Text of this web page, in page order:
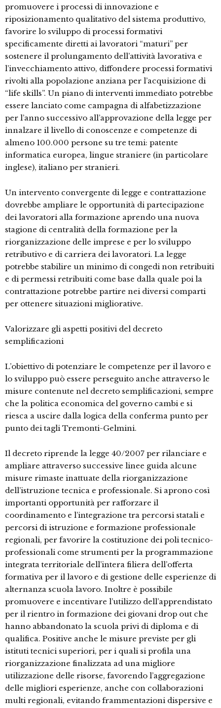
promuovere i processi di innovazione e
riposizionamento qualitativo del sistema produttivo,
favorire lo sviluppo di processi formativi
specificamente diretti ai lavoratori “maturi” per
sostenere il prolungamento dell’attività lavorativa e
l’invecchiamento attivo, diffondere processi formativi
rivolti alla popolazione anziana per l’acquisizione di
“life skills”. Un piano di interventi immediato potrebbe
essere lanciato come campagna di alfabetizzazione
per l’anno successivo all’approvazione della legge per
innalzare il livello di conoscenze e competenze di
almeno 100.000 persone su tre temi: patente
informatica europea, lingue straniere (in particolare
inglese), italiano per stranieri.
Un intervento convergente di legge e contrattazione
dovrebbe ampliare le opportunità di partecipazione
dei lavoratori alla formazione aprendo una nuova
stagione di centralità della formazione per la
riorganizzazione delle imprese e per lo sviluppo
retributivo e di carriera dei lavoratori. La legge
potrebbe stabilire un minimo di congedi non retribuiti
e di permessi retribuiti come base dalla quale poi la
contrattazione potrebbe partire nei diversi comparti
per ottenere situazioni migliorative.
Valorizzare gli aspetti positivi del decreto
semplificazioni
L’obiettivo di potenziare le competenze per il lavoro e
lo sviluppo può essere perseguito anche attraverso le
misure contenute nel decreto semplificazioni, sempre
che la politica economica del governo cambi e si
riesca a uscire dalla logica della conferma punto per
punto dei tagli Tremonti-Gelmini.
Il decreto riprende la legge 40/2007 per rilanciare e
ampliare attraverso successive linee guida alcune
misure rimaste inattuate della riorganizzazione
dell’istruzione tecnica e professionale. Si aprono così
importanti opportunità per rafforzare il
coordinamento e l’integrazione tra percorsi statali e
percorsi di istruzione e formazione professionale
regionali, per favorire la costituzione dei poli tecnico-
professionali come strumenti per la programmazione
integrata territoriale dell’intera filiera dell’offerta
formativa per il lavoro e di gestione delle esperienze di
alternanza scuola lavoro. Inoltre è possibile
promuovere e incentivare l’utilizzo dell’apprendistato
per il rientro in formazione dei giovani drop out che
hanno abbandonato la scuola privi di diploma e di
qualifica. Positive anche le misure previste per gli
istituti tecnici superiori, per i quali si profila una
riorganizzazione finalizzata ad una migliore
utilizzazione delle risorse, favorendo l’aggregazione
delle migliori esperienze, anche con collaborazioni
multi regionali, evitando frammentazioni dispersive e